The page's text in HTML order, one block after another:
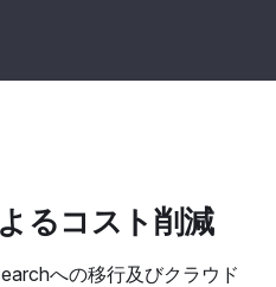
るコスト削減
への移行及びクラウド